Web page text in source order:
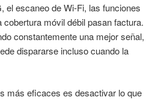
el escaneo de Wi‑Fi, las funciones
móvil débil pasan factura.
constantemente una mejor señal,
dispararse incluso cuando la
más eficaces es desactivar lo que